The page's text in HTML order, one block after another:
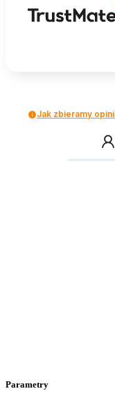
Jak zbieramy
Parametry